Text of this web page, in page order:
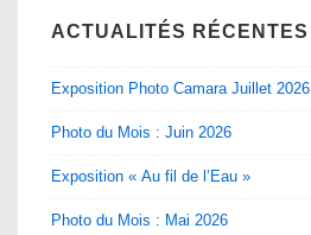
ACTUALITÉS RÉCENTES
Exposition Photo Camara Juillet 2026
Photo du Mois : Juin 2026
Exposition « Au fil de l’Eau »
Photo du Mois : Mai 2026